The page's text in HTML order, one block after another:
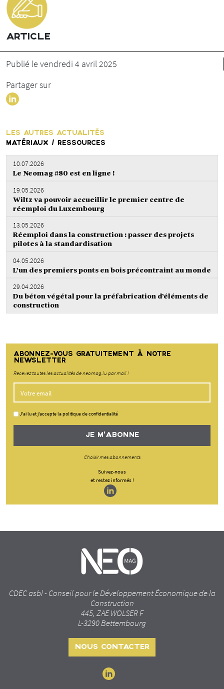
ARTICLE
Publié le vendredi 4 avril 2025
Partager sur
LES AUTRES ACTUALITÉS
MATÉRIAUX / RESSOURCES
10.07.2026
Le Neomag #80 est en ligne !
19.05.2026
Wiltz va pouvoir accueillir le premier centre de
réemploi du Luxembourg
13.05.2026
Réemploi dans la construction : passer des projets
pilotes à la standardisation
04.05.2026
L’un des premiers ponts en bois précontraint au monde
29.04.2026
Du béton végétal pour la préfabrication d’éléments de
construction
ABONNEZ-VOUS GRATUITEMENT À NOTRE
NEWSLETTER
Recevez toutes les actualités de neomag.lu par mail !
J'ai lu et j'accepte la politique de confidentialité
JE M'ABONNE
Choisir mes abonnements
Suivez-nous
et restez informés !
CDEC asbl - Conseil pour le Développement Économique de la
Construction
445, ZAE WOLSER F
L-3290 Bettembourg
NOUS CONTACTER